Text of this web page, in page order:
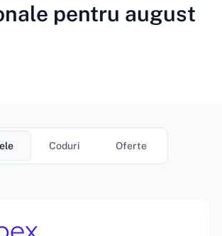
pentru august
Coduri Oferte